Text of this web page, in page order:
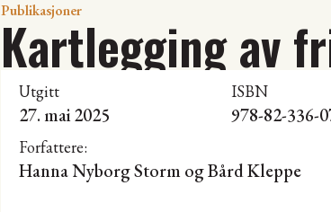
Publikasjoner
Kartlegging av
Utgitt
27. mai 2025
ISBN
978-82-336-
Forfattere:
Hanna Nyborg StormogBård Kleppe